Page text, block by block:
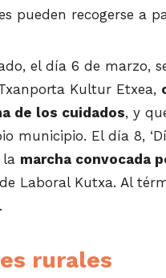
pueden recogerse a
el día 6 de marzo,
Kultur Etxea,
de los cuidados, y
municipio. El día 8,
marcha convocada
Laboral Kutxa. Al
rurales